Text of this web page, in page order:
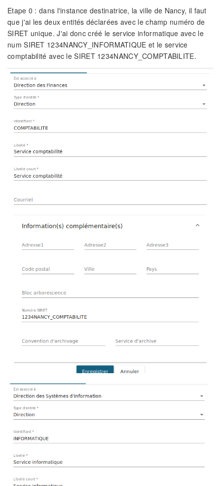
Etape 0 : dans l'instance destinatrice, la ville de Nancy, il faut
que j'ai les deux entités déclarées avec le champ numéro de
SIRET unique. J'ai donc créé le service informatique avec le
num SIRET 1234NANCY_INFORMATIQUE et le service
comptabilité avec le SIRET 1234NANCY_COMPTABILITE.